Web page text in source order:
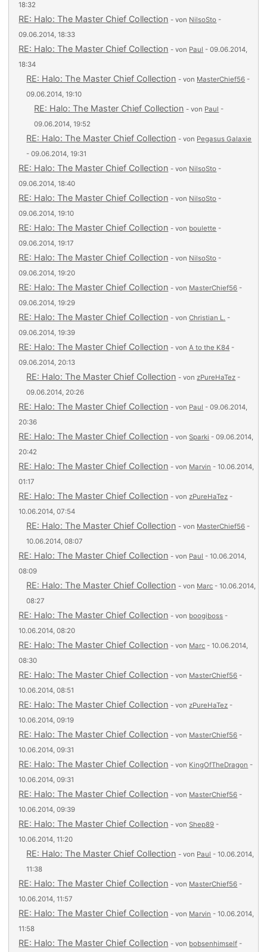
18:32
RE: Halo: The Master Chief Collection - von NilsoSto -
09.06.2014, 18:33
RE: Halo: The Master Chief Collection - von Paul - 09.06.2014,
18:34
RE: Halo: The Master Chief Collection - von MasterChief56 -
09.06.2014, 19:10
RE: Halo: The Master Chief Collection - von Paul -
09.06.2014, 19:52
RE: Halo: The Master Chief Collection - von Pegasus Galaxie
- 09.06.2014, 19:31
RE: Halo: The Master Chief Collection - von NilsoSto -
09.06.2014, 18:40
RE: Halo: The Master Chief Collection - von NilsoSto -
09.06.2014, 19:10
RE: Halo: The Master Chief Collection - von boulette -
09.06.2014, 19:17
RE: Halo: The Master Chief Collection - von NilsoSto -
09.06.2014, 19:20
RE: Halo: The Master Chief Collection - von MasterChief56 -
09.06.2014, 19:29
RE: Halo: The Master Chief Collection - vonChristian L. -
09.06.2014, 19:39
RE: Halo: The Master Chief Collection - vonA to the K84 -
09.06.2014, 20:13
RE: Halo: The Master Chief Collection - vonzPureHaTez -
09.06.2014, 20:26
RE: Halo: The Master Chief Collection - von Paul - 09.06.2014,
20:36
RE: Halo: The Master Chief Collection - vonSparki - 09.06.2014,
20:42
RE: Halo: The Master Chief Collection - von Marvin - 10.06.2014,
01:17
RE: Halo: The Master Chief Collection - vonzPureHaTez -
10.06.2014, 07:54
RE: Halo: The Master Chief Collection - von MasterChief56 -
10.06.2014, 08:07
RE: Halo: The Master Chief Collection - von Paul - 10.06.2014,
08:09
RE: Halo: The Master Chief Collection - von Marc - 10.06.2014,
08:27
RE: Halo: The Master Chief Collection - von boogiboss -
10.06.2014, 08:20
RE: Halo: The Master Chief Collection - von Marc - 10.06.2014,
08:30
RE: Halo: The Master Chief Collection - von MasterChief56 -
10.06.2014, 08:51
RE: Halo: The Master Chief Collection - vonzPureHaTez -
10.06.2014, 09:19
RE: Halo: The Master Chief Collection - von MasterChief56 -
10.06.2014, 09:31
RE: Halo: The Master Chief Collection - von KingOfTheDragon -
10.06.2014, 09:31
RE: Halo: The Master Chief Collection - von MasterChief56 -
10.06.2014, 09:39
RE: Halo: The Master Chief Collection - vonShep89 -
10.06.2014, 11:20
RE: Halo: The Master Chief Collection - von Paul - 10.06.2014,
11:38
RE: Halo: The Master Chief Collection - von MasterChief56 -
10.06.2014, 11:57
RE: Halo: The Master Chief Collection - von Marvin - 10.06.2014,
11:58
RE: Halo: The Master Chief Collection - von bobsenhimself -